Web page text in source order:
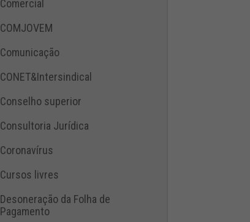
Comercial
COMJOVEM
Comunicação
CONET&Intersindical
Conselho superior
Consultoria Jurídica
Coronavírus
Cursos livres
Desoneração da Folha de
Pagamento